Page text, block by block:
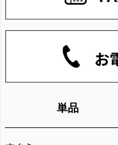
単品